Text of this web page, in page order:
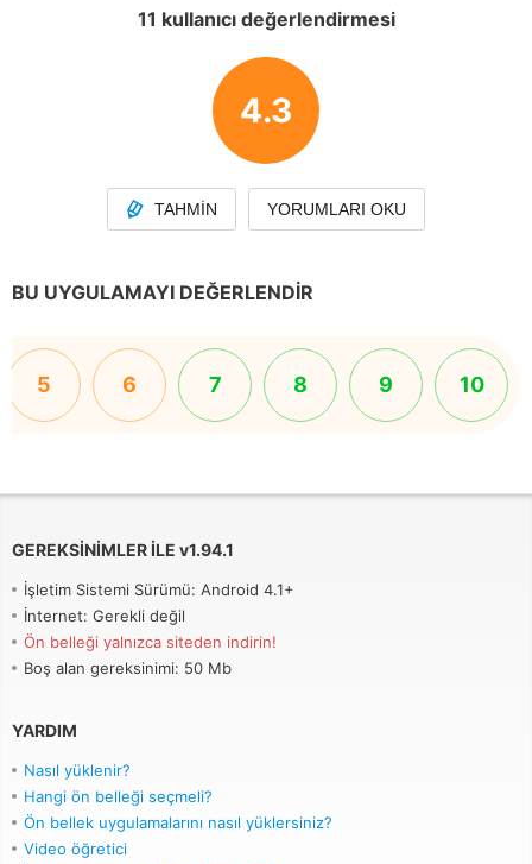
11 kullanıcı değerlendirmesi
4.3
TAHMIN YORUMLARI OKU
BU UYGULAMAYI DEĞERLENDIR
5 6 7 8 9 10
GEREKSINIMLER ILE v1.94.1
İşletim Sistemi Sürümü: Android 4.1+
İnternet: Gerekli değil
Ön belleği yalnızca siteden indirin!
Boş alan gereksinimi: 50 Mb
YARDIM
Nasıl yüklenir?
Hangi ön belleği seçmeli?
Ön bellek uygulamalarını nasıl yüklersiniz?
Video öğretici